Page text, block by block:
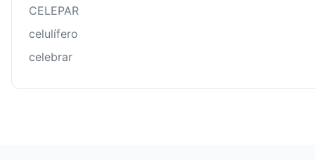
CELEPAR
celulífero
celebrar